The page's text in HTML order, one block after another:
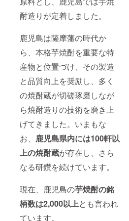
酎造りが定着しました。
鹿児島は薩摩藩の時代か
ら、本格芋焼酎を重要な特
産物と位置づけ、その製造
と品質向上を奨励し、多く
の焼酎蔵が切磋琢磨しなが
ら焼酎造りの技術を磨き上
げてきました。いまもな
お、 鹿児島県内には100軒以
上の焼酎蔵が存在し、さら
なる研鑽を続けています。
現在、鹿児島の芋焼酎の銘
柄数は2,000以上とも言われ
ています。